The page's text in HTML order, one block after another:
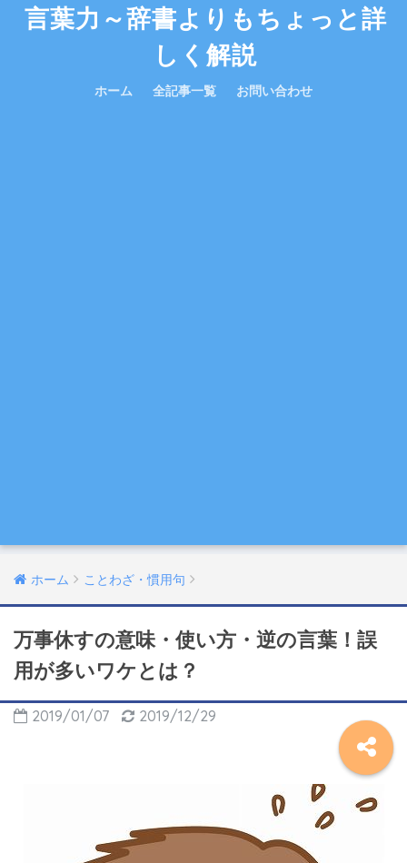
言葉力～辞書よりもちょっと詳
しく解説
ホーム 全記事一覧 お問い合わせ
ホーム ことわざ・慣用句
万事休すの意味・使い方・逆の言葉！誤
用が多いワケとは？
2019/01/07 2019/12/29